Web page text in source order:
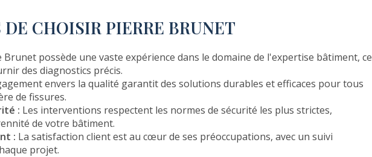
DE CHOISIR PIERRE BRUNET
Brunet possède une vaste expérience dans le domaine de l'expertise bâtiment, ce
des diagnostics précis.
envers la qualité garantit des solutions durables et efficaces pour tous
de fissures.
: Les interventions respectent les normes de sécurité les plus strictes,
de votre bâtiment.
: La satisfaction client est au cœur de ses préoccupations, avec un suivi
projet.